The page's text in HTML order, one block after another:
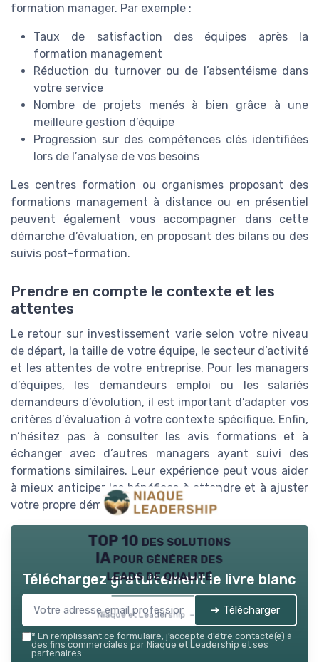
formation manager. Par exemple :
Taux de satisfaction des équipes après la
formation management
Réduction du turnover ou de l’absentéisme dans
votre service
Nombre de projets menés à bien grâce à une
meilleure gestion d’équipe
Progression sur des compétences clés identifiées
lors de l’analyse de vos besoins
Les centres formation ou organismes proposant des
formations management à distance ou en présentiel
peuvent également vous accompagner dans cette
démarche d’évaluation, en proposant des bilans ou des
suivis post-formation.
Prendre en compte le contexte et les
attentes
Le retour sur investissement varie selon votre niveau
de départ, la taille de votre équipe, le secteur d’activité
et les attentes de votre entreprise. Pour les managers
d’équipes, les demandeurs emploi ou les salariés
demandeurs d’évolution, il est important d’adapter vos
critères d’évaluation à votre contexte spécifique. Enfin,
n’hésitez pas à consulter les avis formations et à
échanger avec d’autres managers ayant suivi des
formations similaires. Leur expérience peut vous aider
à mieux anticiper les bénéfices à attendre et à ajuster
votre propre démarche d’évaluation.
TOP 10 des solutions
IA pour générer des
leads de qualité
Niaque et Leadership — 2026
Téléchargez gratuitement le livre blanc
➔ Télécharger
* En remplissant ce formulaire, j’accepte d’être contacté(e) à
des fins commerciales par Niaque et Leadership et ses
partenaires.